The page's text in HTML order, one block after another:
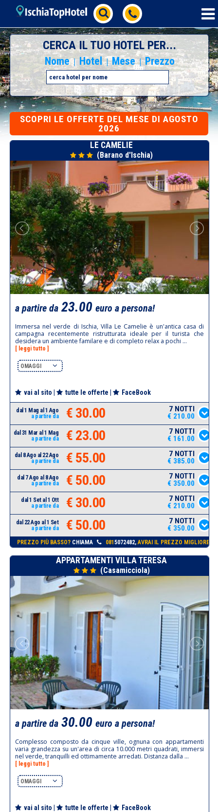
CERCA IL TUO HOTEL PER...
Nome | Hotel | Mese | Prezzo
SCOPRI LE OFFERTE DEL MESE DI AGOSTO
2026
LE CAMELIE
(Barano d'Ischia)
a partire da 23.00 euro a persona!
Immersa nel verde di Ischia, Villa Le Camelie è un'antica casa di
campagna recentemente ristrutturata ideale per il turista che
desidera un ambiente familare e di completo relax a pochi ...
[ leggi tutto ]
OMAGGI
vai al sito tutte le offerte FaceBook
dal 1 Mag al 1 Ago
a partire da
€ 30.00
7 NOTTI
€ 210.00
dal 31 Mar al 1 Mag
a partire da
€ 23.00
7 NOTTI
€ 161.00
dal 8 Ago al 22 Ago
a partire da
€ 55.00
7 NOTTI
€ 385.00
dal 7 Ago al 8 Ago
a partire da
€ 50.00
7 NOTTI
€ 350.00
dal 1 Set al 1 Ott
a partire da
€ 30.00
7 NOTTI
€ 210.00
dal 22 Ago al 1 Set
a partire da
€ 50.00
7 NOTTI
€ 350.00
PREZZO PIÙ BASSO?CHIAMA 081 5072482,AVRAI IL PREZZO MIGLIORE!
APPARTAMENTI VILLA TERESA
(Casamicciola)
a partire da 30.00 euro a persona!
Complesso composto da cinque ville, ognuna con appartamenti
varia grandezza su un'area di circa 10.000 metri quadrati, immersi
nel verde, tranquilli ed ottimamente arredati. Distanza dalla ...
[ leggi tutto ]
OMAGGI
vai al sito tutte le offerte FaceBook